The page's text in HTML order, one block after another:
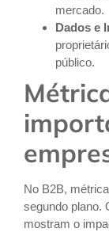
mercado.
Dados e
público.
No B2B,
segundo plano.
mostram o